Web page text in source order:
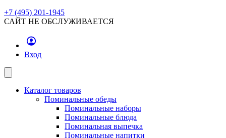
+7 (495) 201-1945
САЙТ НЕ ОБСЛУЖИВАЕТСЯ
Вход
Каталог товаров
Поминальные обеды
Поминальные наборы
Поминальные блюда
Поминальная выпечка
Поминальные напитки